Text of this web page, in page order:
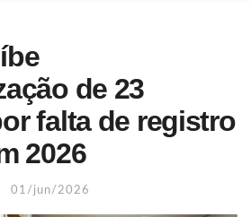
de 23
falta de registro
2026
01/jun/2026